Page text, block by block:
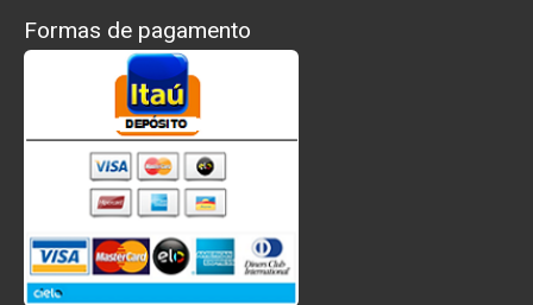
Formas de pagamento